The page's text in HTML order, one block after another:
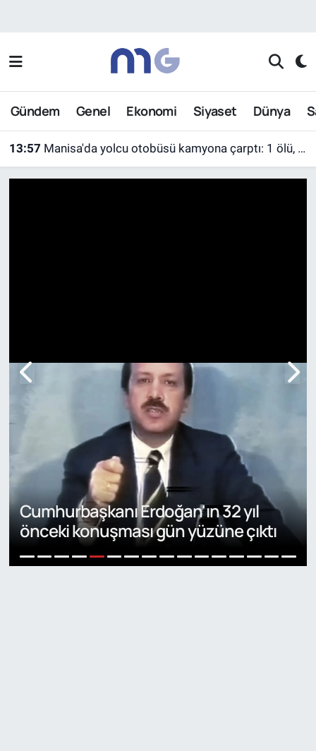
Gündem Genel Ekonomi Siyaset Dünya
13:57 Manisa'da yolcu otobüsü kamyona çarptı: 1 ölü, 7 yaralı
13:56 Türkiye ile Tayvan arasında arama kurtarma iş birliği
Doç. Dr. Akıncı: 'Bu bir af değil, terörle
mücadelenin hukuki zemine
taşınması'
1 2 3 4 5 6 7 8 9 10 11 12 13 14 15 16
Nöbetçi Eczaneler
Hava Durumu